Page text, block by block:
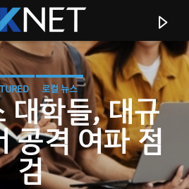
로컬 뉴스
대학들, 대규
공격 여파 점
검